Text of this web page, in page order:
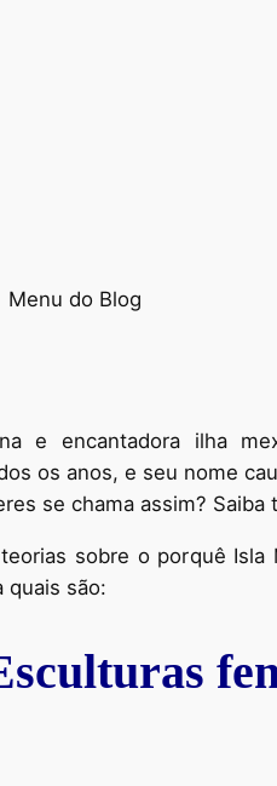
Menu do Blog
e encantadora ilha
os anos, e seu nome
se chama assim?
sobre o porquê
quais são: